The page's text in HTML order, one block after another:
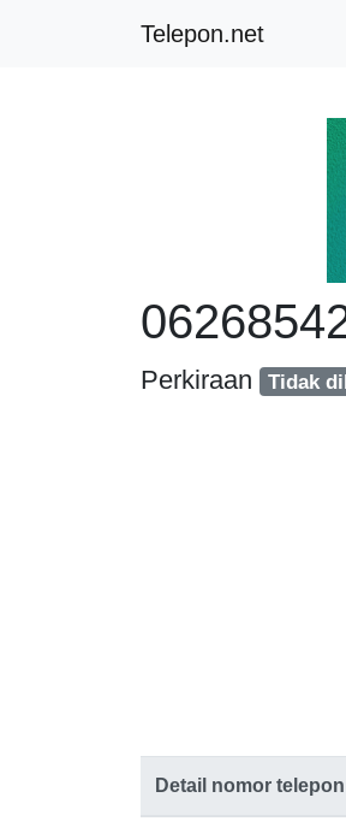
Telepon.net
Perkiraan Tidak
Detail nomor telepon